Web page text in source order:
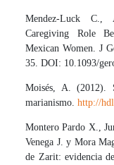
Mendez-Luck C.,
Caregiving Role
Mexican Women. J
35. DOI: 10.1093/
Moisés, A. (2012).
marianismo.http://
Montero Pardo X.,
Venega J. y Mora
de Zarit: evidencia